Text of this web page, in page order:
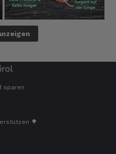
sparen
🌳
ist okay und schmeckt